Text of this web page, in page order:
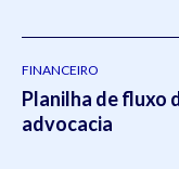
FINANCEIRO
Planilha de fluxo
advocacia